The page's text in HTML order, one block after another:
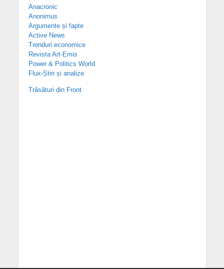
Anacronic
Anonimus
Argumente și fapte
Active News
Trenduri economice
Revista Art-Emis
Power & Politics World
Flux-Știri și analize
Trăsături din Front